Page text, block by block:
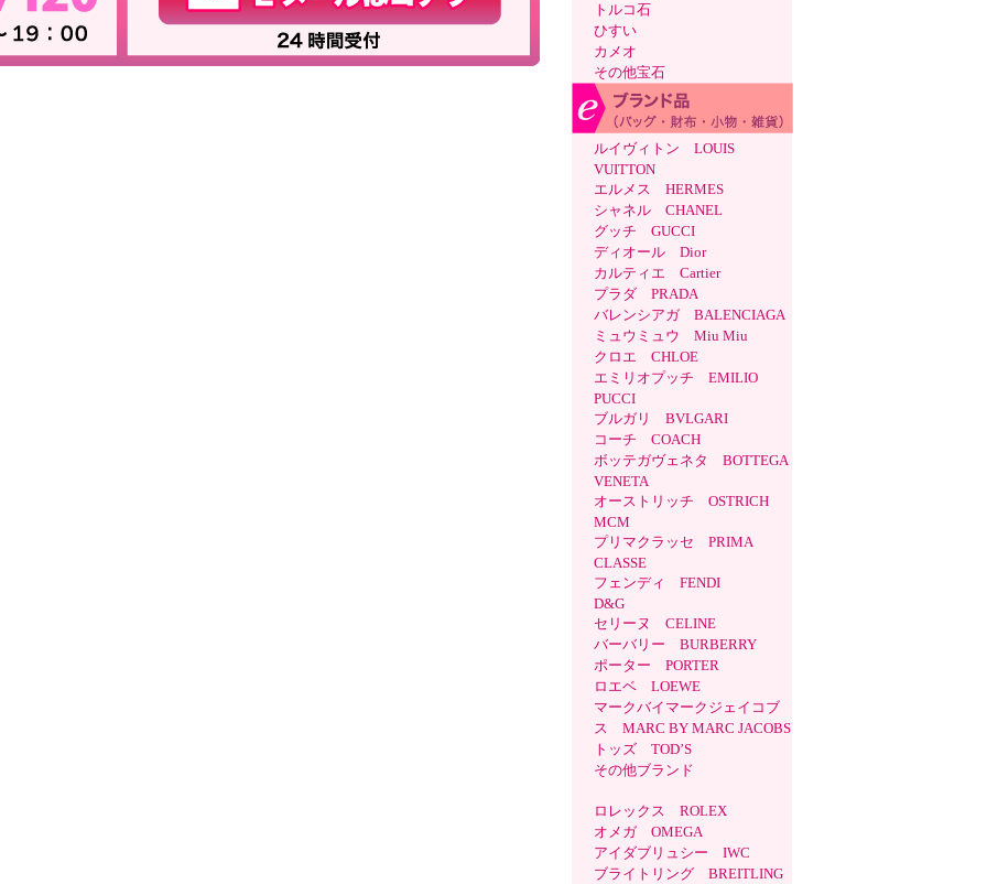
トルコ石
ひすい
カメオ
その他宝石
ルイヴィトン LOUIS
VUITTON
エルメス HERMES
シャネル CHANEL
グッチ GUCCI
ディオール Dior
カルティエ Cartier
プラダ PRADA
バレンシアガ BALENCIAGA
ミュウミュウ Miu Miu
クロエ CHLOE
エミリオプッチ EMILIO
PUCCI
ブルガリ BVLGARI
コーチ COACH
ボッテガヴェネタ BOTTEGA
VENETA
オーストリッチ OSTRICH
MCM
プリマクラッセ PRIMA
CLASSE
フェンディ FENDI
D&G
セリーヌ CELINE
バーバリー BURBERRY
ポーター PORTER
ロエベ LOEWE
マークバイマークジェイコブ
ス MARC BY MARC JACOBS
トッズ TOD’S
その他ブランド
ロレックス ROLEX
オメガ OMEGA
アイダブリュシー IWC
ブライトリング BREITLING